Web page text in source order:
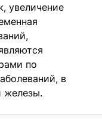
увеличение
по
в
железы.